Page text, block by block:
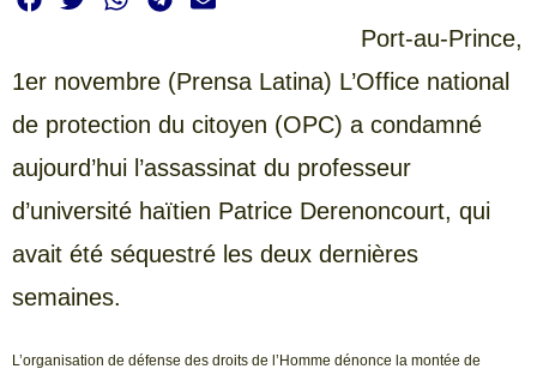
Port-au-Prince,
1er novembre (Prensa Latina) L’Office national
de protection du citoyen (OPC) a condamné
aujourd’hui l’assassinat du professeur
d’université haïtien Patrice Derenoncourt, qui
avait été séquestré les deux dernières
semaines.
L’organisation de défense des droits de l’Homme dénonce la montée de